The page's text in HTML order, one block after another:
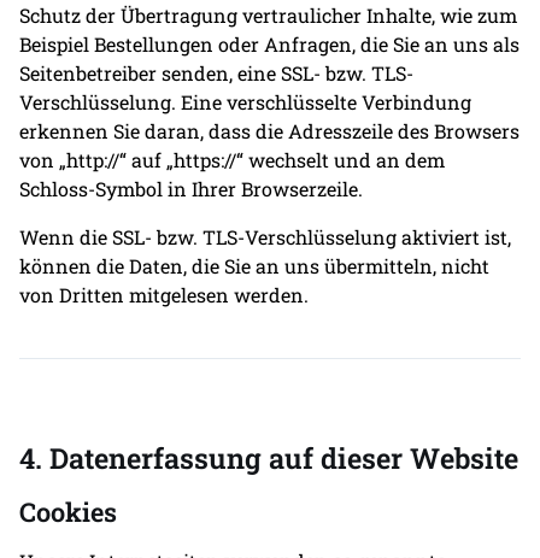
Schutz der Übertragung vertraulicher Inhalte, wie zum
Beispiel Bestellungen oder Anfragen, die Sie an uns als
Seitenbetreiber senden, eine SSL- bzw. TLS-
Verschlüsselung. Eine verschlüsselte Verbindung
erkennen Sie daran, dass die Adresszeile des Browsers
von „http://“ auf „https://“ wechselt und an dem
Schloss-Symbol in Ihrer Browserzeile.
Wenn die SSL- bzw. TLS-Verschlüsselung aktiviert ist,
können die Daten, die Sie an uns übermitteln, nicht
von Dritten mitgelesen werden.
4. Datenerfassung auf dieser Website
Cookies